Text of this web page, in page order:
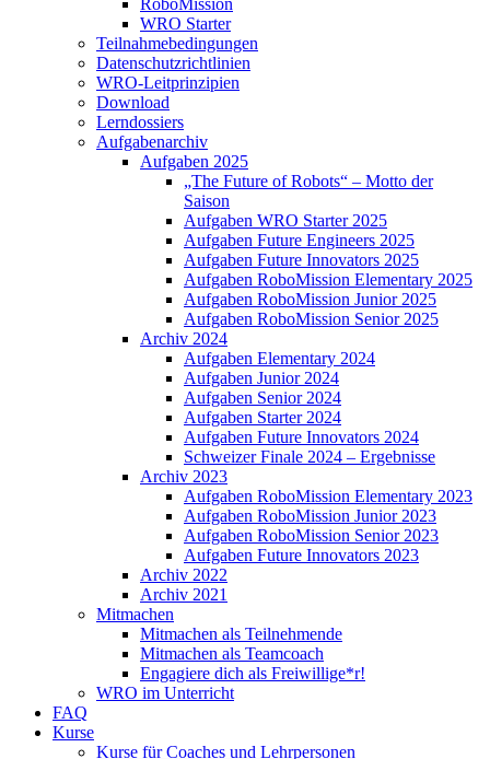
RoboMission
WRO Starter
Teilnahmebedingungen
Datenschutzrichtlinien
WRO-Leitprinzipien
Download
Lerndossiers
Aufgabenarchiv
Aufgaben 2025
„The Future of Robots“ – Motto der
Saison
Aufgaben WRO Starter 2025
Aufgaben Future Engineers 2025
Aufgaben Future Innovators 2025
Aufgaben RoboMission Elementary 2025
Aufgaben RoboMission Junior 2025
Aufgaben RoboMission Senior 2025
Archiv 2024
Aufgaben Elementary 2024
Aufgaben Junior 2024
Aufgaben Senior 2024
Aufgaben Starter 2024
Aufgaben Future Innovators 2024
Schweizer Finale 2024 – Ergebnisse
Archiv 2023
Aufgaben RoboMission Elementary 2023
Aufgaben RoboMission Junior 2023
Aufgaben RoboMission Senior 2023
Aufgaben Future Innovators 2023
Archiv 2022
Archiv 2021
Mitmachen
Mitmachen als Teilnehmende
Mitmachen als Teamcoach
Engagiere dich als Freiwillige*r!
WRO im Unterricht
FAQ
Kurse
Kurse für Coaches und Lehrpersonen